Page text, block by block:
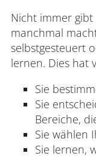
Nicht immer gibt
manchmal
selbstgesteuert
lernen. Dies hat
Sie
Sie
Bereiche,
Sie wählen
Sie lernen,